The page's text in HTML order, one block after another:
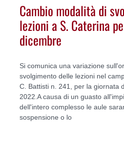
Cambio modalità di
lezioni a S. Caterina
dicembre
Si comunica una variazione
svolgimento delle lezioni nel
C. Battisti n. 241, per la giornata
2022.A causa di un guasto
dell'intero complesso le aule
sospensione o lo